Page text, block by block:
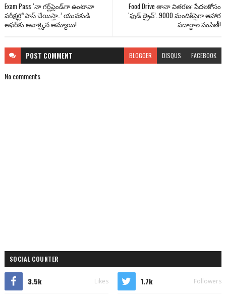
Food Drive తానా వితరణ: పేదలకోసం
‘ఫుడ్ డ్రైవ్’..9000 మందికిపైగా ఆహార
పదార్ధాల పంపిణీ!
Exam Pass ‘నా గర్ల్‌ఫ్రెండ్‌గా ఉంటావా
పరీక్షల్లో పాస్ చేయిస్తా..’ యువకుడి
అఫర్‌కు అవాక్కైన అమ్మాయి!
POST COMMENT BLOGGER DISQUS FACEBOOK
No comments
SOCIAL COUNTER
3.5k Likes 1.7k Followers